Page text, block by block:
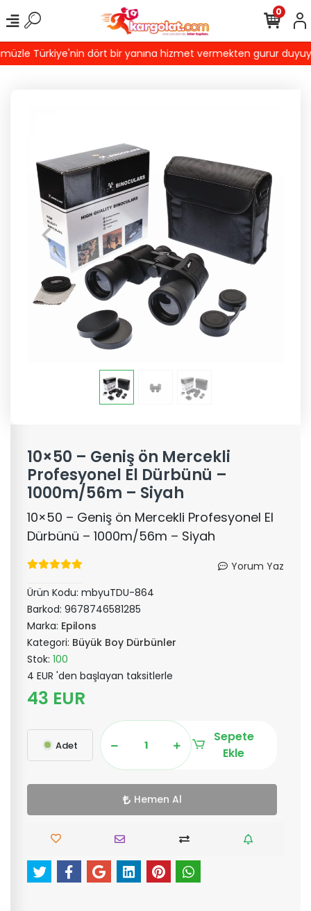
Türkiye'nin dört bir yanına hizmet vermekten gurur
0
10×50 – Geniş ön Mercekli
Profesyonel El Dürbünü –
1000m/56m – Siyah
10×50 – Geniş ön Mercekli Profesyonel El
Dürbünü – 1000m/56m – Siyah
Yorum Yaz
Ürün Kodu: mbyuTDU-864
Barkod: 9678746581285
Marka: Epilons
Kategori: Büyük Boy Dürbünler
Stok: 100
4 EUR 'den başlayan taksitlerle
43 EUR
Adet
Sepete
Ekle
Hemen Al